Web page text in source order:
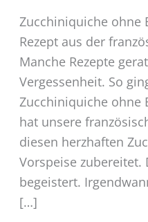
Zucchiniquiche ohne
Rezept aus der
Manche Rezepte
Vergessenheit. So
Zucchiniquiche ohne
hat unsere
diesen herzhaften
Vorspeise
begeistert.
[…]